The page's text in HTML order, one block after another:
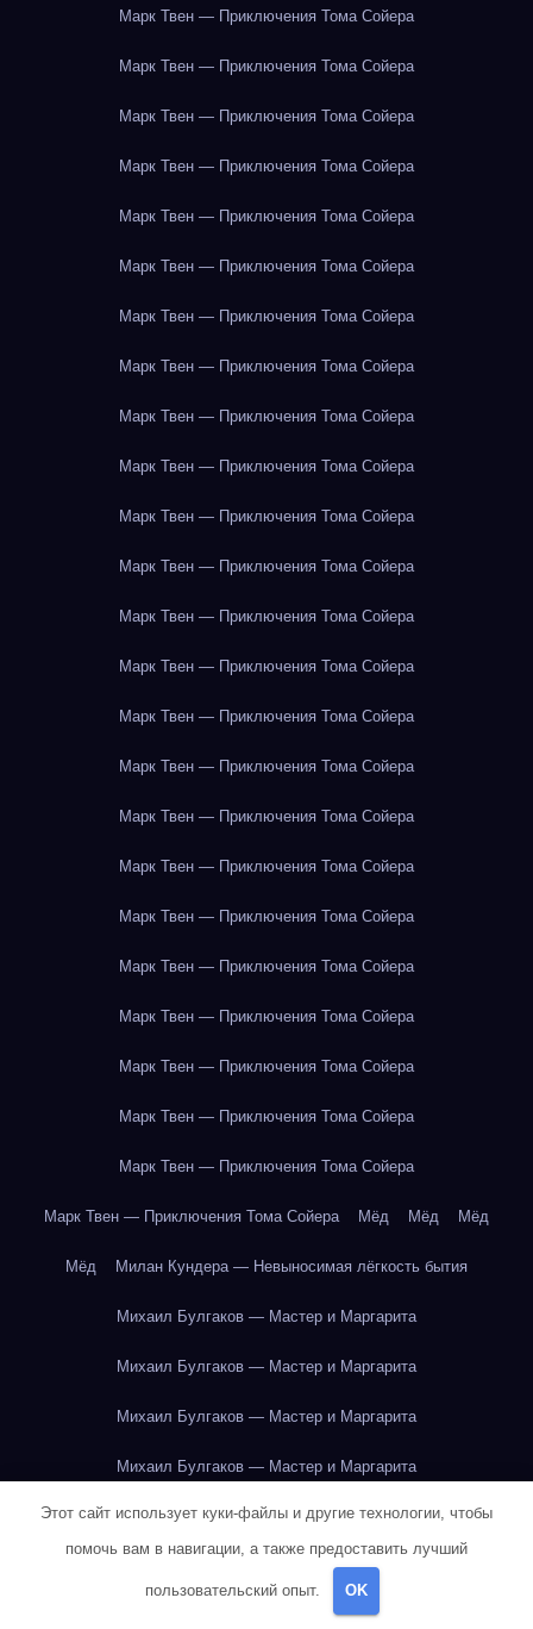
Марк Твен — Приключения Тома Сойера
Марк Твен — Приключения Тома Сойера
Марк Твен — Приключения Тома Сойера
Марк Твен — Приключения Тома Сойера
Марк Твен — Приключения Тома Сойера
Марк Твен — Приключения Тома Сойера
Марк Твен — Приключения Тома Сойера
Марк Твен — Приключения Тома Сойера
Марк Твен — Приключения Тома Сойера
Марк Твен — Приключения Тома Сойера
Марк Твен — Приключения Тома Сойера
Марк Твен — Приключения Тома Сойера
Марк Твен — Приключения Тома Сойера
Марк Твен — Приключения Тома Сойера
Марк Твен — Приключения Тома Сойера
Марк Твен — Приключения Тома Сойера
Марк Твен — Приключения Тома Сойера
Марк Твен — Приключения Тома Сойера
Марк Твен — Приключения Тома Сойера
Марк Твен — Приключения Тома Сойера
Марк Твен — Приключения Тома Сойера
Марк Твен — Приключения Тома Сойера
Марк Твен — Приключения Тома Сойера
Марк Твен — Приключения Тома Сойера
Марк Твен — Приключения Тома Сойера Мёд Мёд Мёд
Мёд Милан Кундера — Невыносимая лёгкость бытия
Михаил Булгаков — Мастер и Маргарита
Михаил Булгаков — Мастер и Маргарита
Михаил Булгаков — Мастер и Маргарита
Михаил Булгаков — Мастер и Маргарита
Михаил Булгаков — Мастер и Маргарита
Михаил Булгаков — Мастер и Маргарита
Михаил Булгаков — Мастер и Маргарита
Этот сайт использует куки-файлы и другие технологии, чтобы
помочь вам в навигации, а также предоставить лучший
пользовательский опыт. OK